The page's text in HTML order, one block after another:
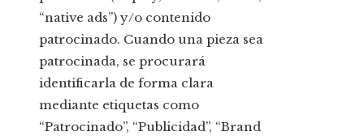
“native ads”) y/o contenido
patrocinado. Cuando una pieza sea
patrocinada, se procurará
identificarla de forma clara
mediante etiquetas como
“Patrocinado”, “Publicidad”, “Brand